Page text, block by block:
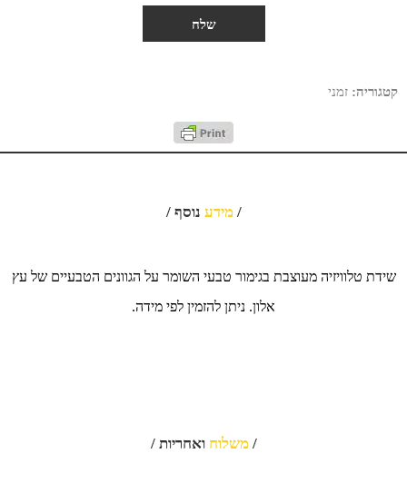
קטגוריה: זמני
/ מידע נוסף /
שידת טלוויזיה מעוצבת בגימור טבעי השומר על הגוונים הטבעיים של עץ
אלון. ניתן להזמין לפי מידה.
/משלוח ואחריות /